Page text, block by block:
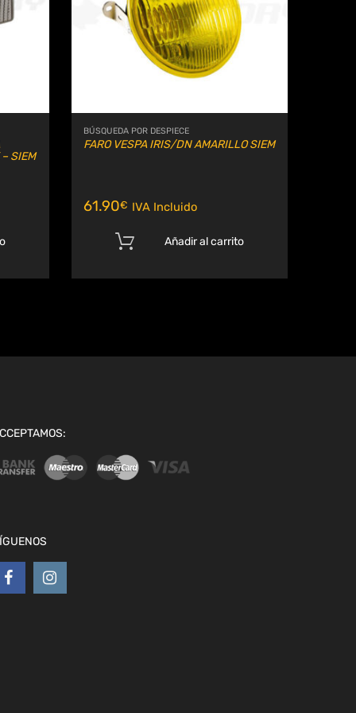
SIEM
BÚSQUEDA POR DESPIECE
FARO VESPA IRIS/DN AMARILLO SIEM
61.90€ IVA Incluido
Añadir al carrito